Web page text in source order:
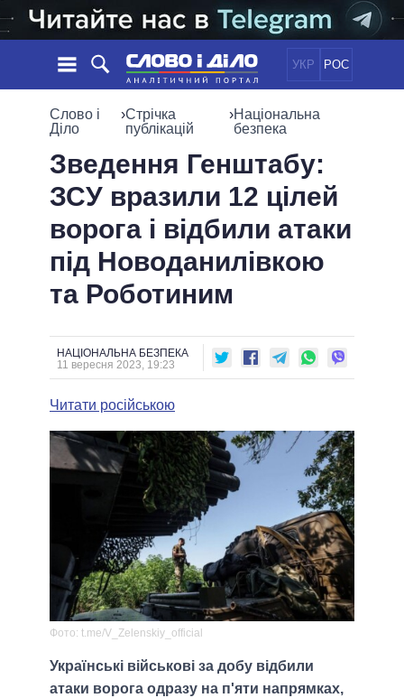
УКР РОС
НОВИНИ
ПОДІЇ
СТАТТІ
ДУМКИ
ОГЛЯДИ
ДАЙДЖЕСТИ
СУСПІЛЬСТВО
СВІТ
ОБIЦЯНКИ
ПОЛIТИКИ
УСІ ПОЛІТИКИ
ПРЕЗИДЕНТ І ОФІС
ВЕРХОВНА РАДА
ГОЛОВИ ОБЛАДМІНІСТРАЦІЙ
МЕРИ МІСТ
ІНФОГРАФІКА
ВІДЕО
ПОРІВНЯННЯ ПОЛІТИКІВ
Слово і
Діло
›Стрічка
публікацій
›Національна
безпека
Зведення Генштабу:
ЗСУ вразили 12 цілей
ворога і відбили атаки
під Новоданилівкою
та Роботиним
НАЦІОНАЛЬНА БЕЗПЕКА
11 вересня 2023, 19:23
Читати російською
Фото: t.me/V_Zelenskiy_official
Українські військові за добу відбили
атаки ворога одразу на п'яти напрямках,